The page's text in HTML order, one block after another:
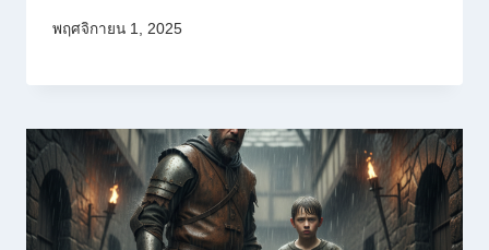
พฤศจิกายน 1, 2025